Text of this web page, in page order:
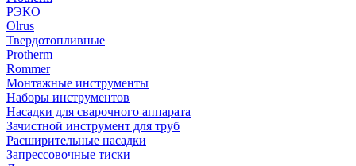
РЭКО
Olrus
Твердотопливные
Protherm
Rommer
Монтажные инструменты
Наборы инструментов
Насадки для сварочного аппарата
Зачистной инструмент для труб
Расширительные насадки
Запрессовочные тиски